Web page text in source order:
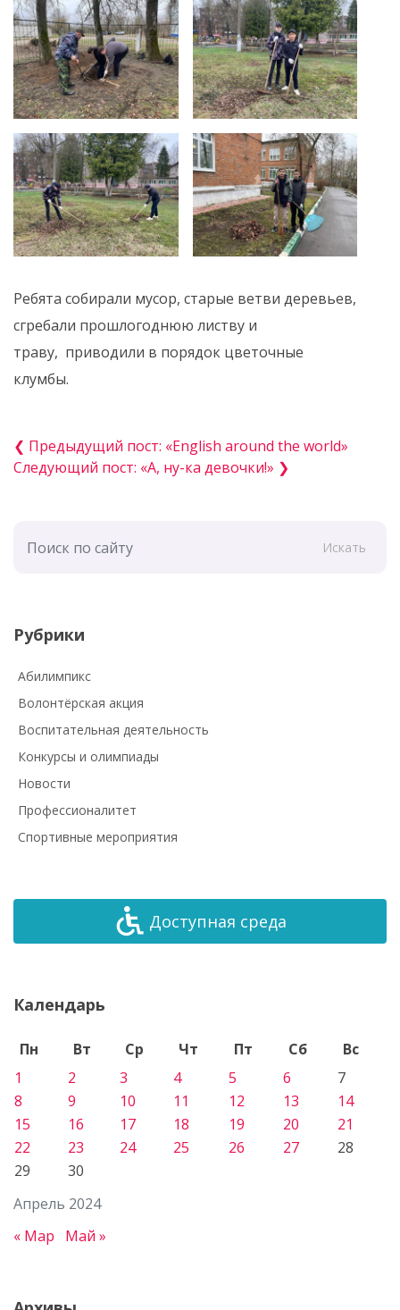
Ребята собирали мусор, старые ветви деревьев,
сгребали прошлогоднюю листву и
траву, приводили в порядок цветочные
клумбы.
❮ Предыдущий пост: «English around the world»
Следующий пост: «А, ну-ка девочки!» ❯
Искать
Рубрики
Абилимпикс
Волонтёрская акция
Воспитательная деятельность
Конкурсы и олимпиады
Новости
Профессионалитет
Спортивные мероприятия
Доступная среда
Календарь
Апрель 2024
Пн Вт Ср Чт Пт Сб
Вс
1
2 3 4 5 6
7
8
9 10 11 12 13
14
15
16 17 18 19 20
21
22
23 24 25 26 27
28
29
30
« Мар Май »